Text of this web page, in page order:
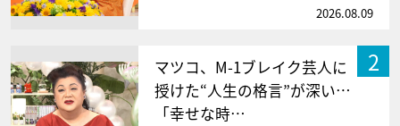
2026.08.09
2
マツコ、M-1ブレイク芸人に
授けた“人生の格言”が深い…
「幸せな時…